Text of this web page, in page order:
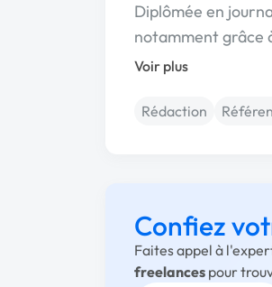
Diplômée en
notamment grâce
Voir plus
Rédaction
Confiez
Faites appel à
freelances pour